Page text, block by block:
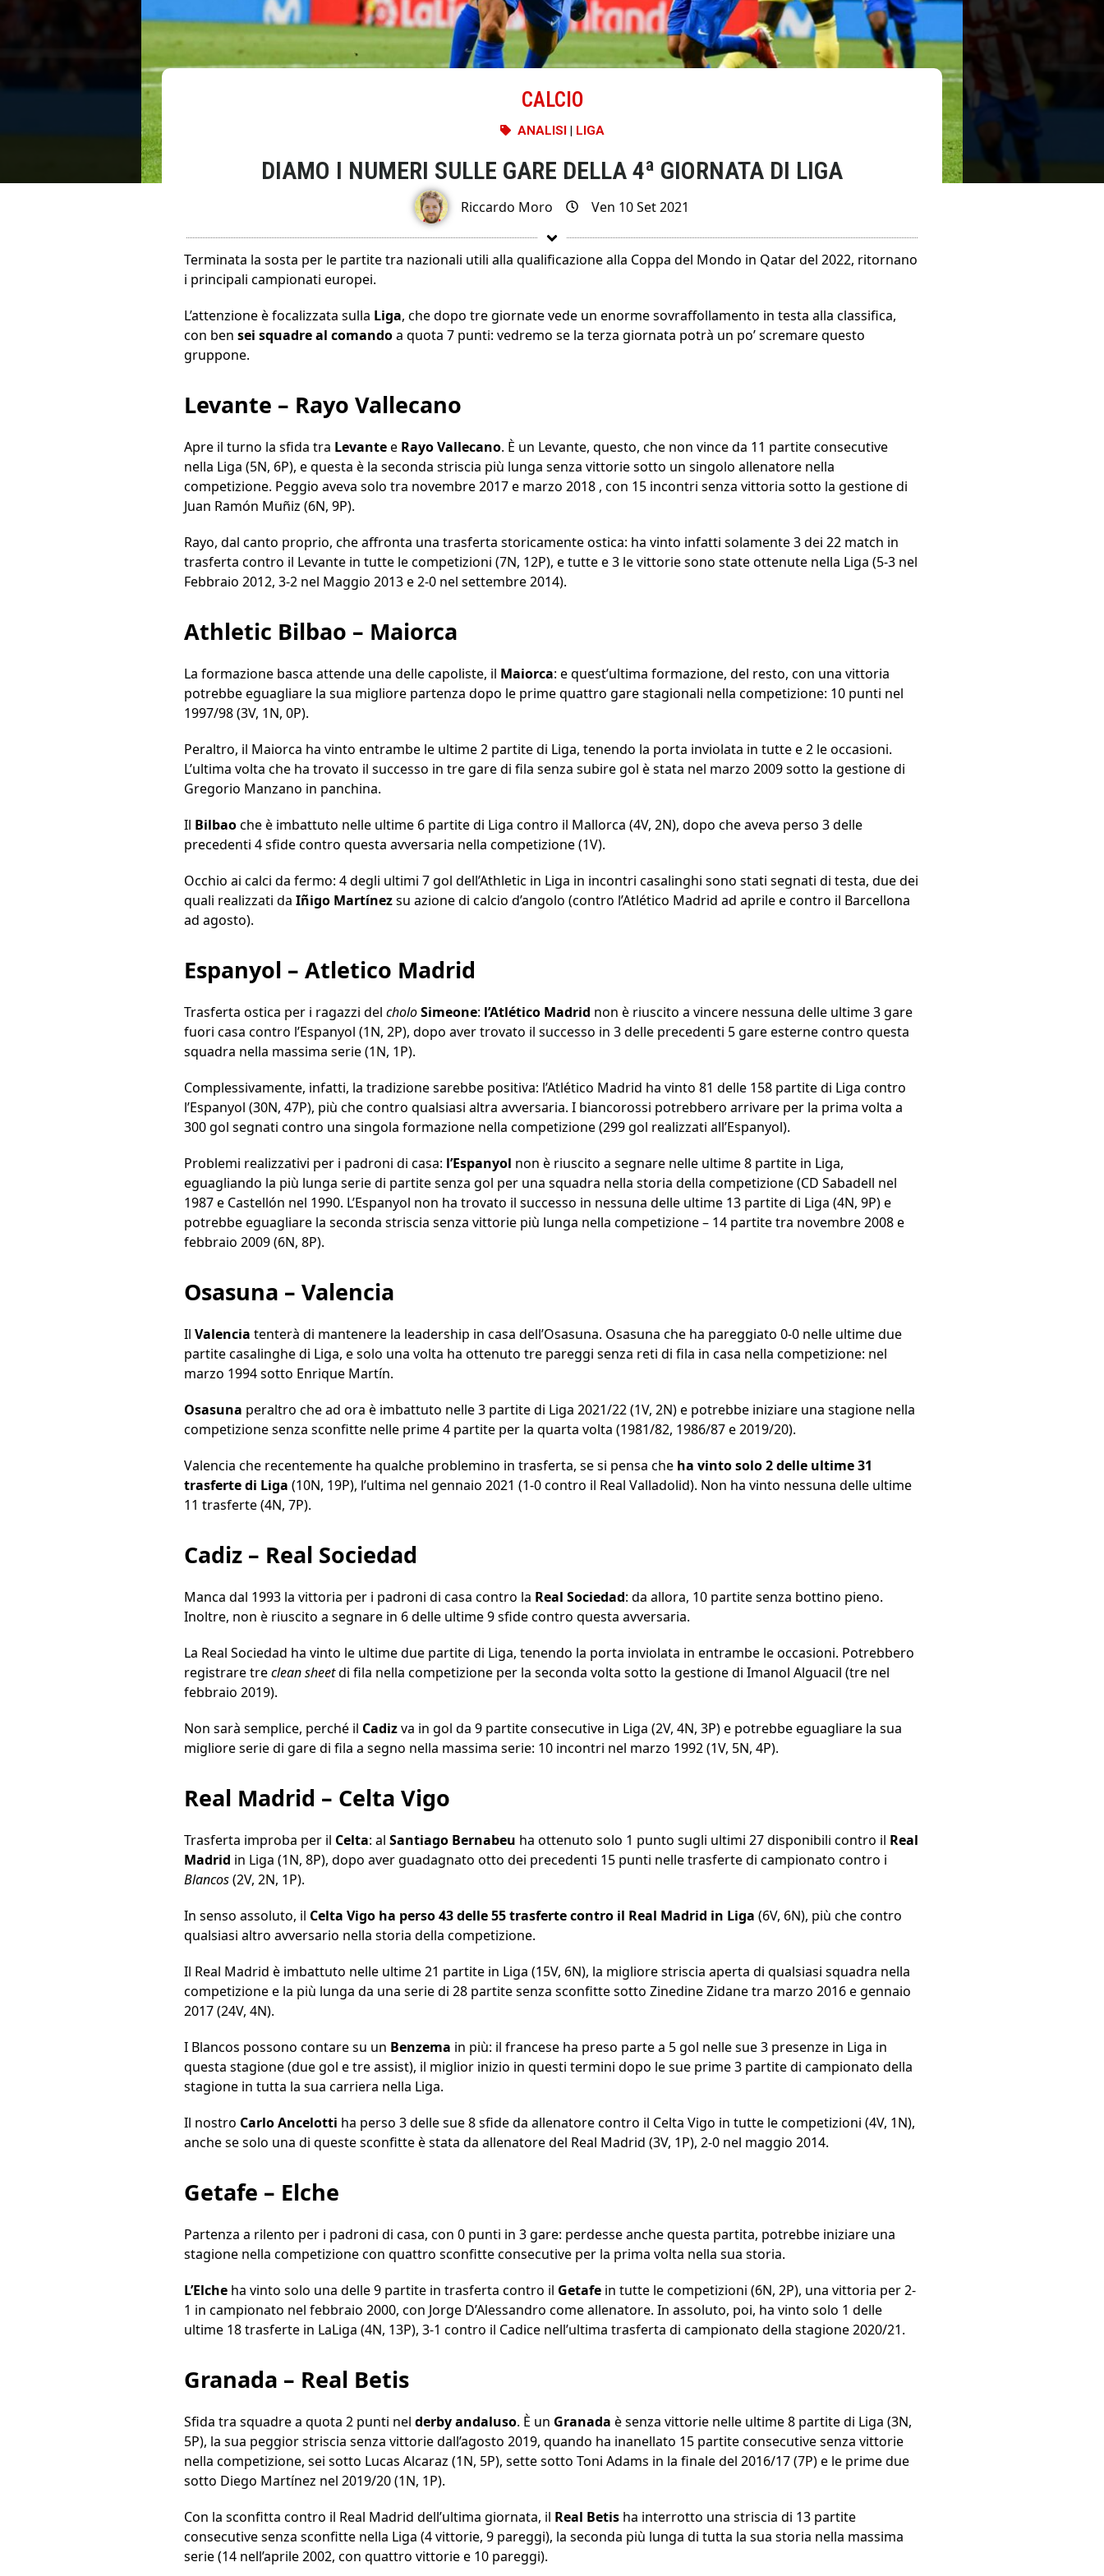
CALCIO
ANALISI| LIGA
DIAMO I NUMERI SULLE GARE DELLA 4ª GIORNATA DI LIGA
Riccardo Moro Ven 10 Set 2021
Terminata la sosta per le partite tra nazionali utili alla qualificazione alla Coppa del Mondo in Qatar del 2022, ritornano
i principali campionati europei.
L’attenzione è focalizzata sulla Liga, che dopo tre giornate vede un enorme sovraffollamento in testa alla classifica,
con ben sei squadre al comandoa quota 7 punti: vedremo se la terza giornata potrà un po’ scremare questo
gruppone.
Levante – Rayo Vallecano
Apre il turno la sfida tra Levantee Rayo Vallecano. È un Levante, questo, che non vince da 11 partite consecutive
nella Liga (5N, 6P), e questa è la seconda striscia più lunga senza vittorie sotto un singolo allenatore nella
competizione. Peggio aveva solo tra novembre 2017 e marzo 2018 , con 15 incontri senza vittoria sotto la gestione di
Juan Ramón Muñiz (6N, 9P).
Rayo, dal canto proprio, che affronta una trasferta storicamente ostica: ha vinto infatti solamente 3 dei 22 match in
trasferta contro il Levante in tutte le competizioni (7N, 12P), e tutte e 3 le vittorie sono state ottenute nella Liga (5-3 nel
Febbraio 2012, 3-2 nel Maggio 2013 e 2-0 nel settembre 2014).
Athletic Bilbao – Maiorca
La formazione basca attende una delle capoliste, il Maiorca: e quest’ultima formazione, del resto, con una vittoria
potrebbe eguagliare la sua migliore partenza dopo le prime quattro gare stagionali nella competizione: 10 punti nel
1997/98 (3V, 1N, 0P).
Peraltro, il Maiorca ha vinto entrambe le ultime 2 partite di Liga, tenendo la porta inviolata in tutte e 2 le occasioni.
L’ultima volta che ha trovato il successo in tre gare di fila senza subire gol è stata nel marzo 2009 sotto la gestione di
Gregorio Manzano in panchina.
Il Bilbaoche è imbattuto nelle ultime 6 partite di Liga contro il Mallorca (4V, 2N), dopo che aveva perso 3 delle
precedenti 4 sfide contro questa avversaria nella competizione (1V).
Occhio ai calci da fermo: 4 degli ultimi 7 gol dell’Athletic in Liga in incontri casalinghi sono stati segnati di testa, due dei
quali realizzati da Iñigo Martínezsu azione di calcio d’angolo (contro l’Atlético Madrid ad aprile e contro il Barcellona
ad agosto).
Espanyol – Atletico Madrid
Trasferta ostica per i ragazzi del choloSimeone: l’Atlético Madrid non è riuscito a vincere nessuna delle ultime 3 gare
fuori casa contro l’Espanyol (1N, 2P), dopo aver trovato il successo in 3 delle precedenti 5 gare esterne contro questa
squadra nella massima serie (1N, 1P).
Complessivamente, infatti, la tradizione sarebbe positiva: l’Atlético Madrid ha vinto 81 delle 158 partite di Liga contro
l’Espanyol (30N, 47P), più che contro qualsiasi altra avversaria. I biancorossi potrebbero arrivare per la prima volta a
300 gol segnati contro una singola formazione nella competizione (299 gol realizzati all’Espanyol).
Problemi realizzativi per i padroni di casa: l’Espanyol non è riuscito a segnare nelle ultime 8 partite in Liga,
eguagliando la più lunga serie di partite senza gol per una squadra nella storia della competizione (CD Sabadell nel
1987 e Castellón nel 1990. L’Espanyol non ha trovato il successo in nessuna delle ultime 13 partite di Liga (4N, 9P) e
potrebbe eguagliare la seconda striscia senza vittorie più lunga nella competizione – 14 partite tra novembre 2008 e
febbraio 2009 (6N, 8P).
Osasuna – Valencia
Il Valencia tenterà di mantenere la leadership in casa dell’Osasuna. Osasuna che ha pareggiato 0-0 nelle ultime due
partite casalinghe di Liga, e solo una volta ha ottenuto tre pareggi senza reti di fila in casa nella competizione: nel
marzo 1994 sotto Enrique Martín.
Osasuna peraltro che ad ora è imbattuto nelle 3 partite di Liga 2021/22 (1V, 2N) e potrebbe iniziare una stagione nella
competizione senza sconfitte nelle prime 4 partite per la quarta volta (1981/82, 1986/87 e 2019/20).
Valencia che recentemente ha qualche problemino in trasferta, se si pensa che ha vinto solo 2 delle ultime 31
trasferte di Liga (10N, 19P), l’ultima nel gennaio 2021 (1-0 contro il Real Valladolid). Non ha vinto nessuna delle ultime
11 trasferte (4N, 7P).
Cadiz – Real Sociedad
Manca dal 1993 la vittoria per i padroni di casa contro la Real Sociedad: da allora, 10 partite senza bottino pieno.
Inoltre, non è riuscito a segnare in 6 delle ultime 9 sfide contro questa avversaria.
La Real Sociedad ha vinto le ultime due partite di Liga, tenendo la porta inviolata in entrambe le occasioni. Potrebbero
registrare trecleansheetdi fila nella competizione per la seconda volta sotto la gestione di Imanol Alguacil (tre nel
febbraio 2019).
Non sarà semplice, perché il Cadizva in gol da 9 partite consecutive in Liga (2V, 4N, 3P) e potrebbe eguagliare la sua
migliore serie di gare di fila a segno nella massima serie: 10 incontri nel marzo 1992 (1V, 5N, 4P).
Real Madrid – Celta Vigo
Trasferta improba per il Celta: al Santiago Bernabeu ha ottenuto solo 1 punto sugli ultimi 27 disponibili contro il Real
Madrid in Liga (1N, 8P), dopo aver guadagnato otto dei precedenti 15 punti nelle trasferte di campionato contro i
Blancos(2V, 2N, 1P).
In senso assoluto, il Celta Vigo ha perso 43 delle 55 trasferte contro il Real Madrid in Liga (6V, 6N), più che contro
qualsiasi altro avversario nella storia della competizione.
Il Real Madrid è imbattuto nelle ultime 21 partite in Liga (15V, 6N), la migliore striscia aperta di qualsiasi squadra nella
competizione e la più lunga da una serie di 28 partite senza sconfitte sotto Zinedine Zidane tra marzo 2016 e gennaio
2017 (24V, 4N).
I Blancos possono contare su un Benzema in più: il francese ha preso parte a 5 gol nelle sue 3 presenze in Liga in
questa stagione (due gol e tre assist), il miglior inizio in questi termini dopo le sue prime 3 partite di campionato della
stagione in tutta la sua carriera nella Liga.
Il nostro Carlo Ancelotti ha perso 3 delle sue 8 sfide da allenatore contro il Celta Vigo in tutte le competizioni (4V, 1N),
anche se solo una di queste sconfitte è stata da allenatore del Real Madrid (3V, 1P), 2-0 nel maggio 2014.
Getafe – Elche
Partenza a rilento per i padroni di casa, con 0 punti in 3 gare: perdesse anche questa partita, potrebbe iniziare una
stagione nella competizione con quattro sconfitte consecutive per la prima volta nella sua storia.
L’Elche ha vinto solo una delle 9 partite in trasferta contro il Getafe in tutte le competizioni (6N, 2P), una vittoria per 2-
1 in campionato nel febbraio 2000, con Jorge D’Alessandro come allenatore. In assoluto, poi, ha vinto solo 1 delle
ultime 18 trasferte in LaLiga (4N, 13P), 3-1 contro il Cadice nell’ultima trasferta di campionato della stagione 2020/21.
Granada – Real Betis
Sfida tra squadre a quota 2 punti nel derby andaluso. È un Granada è senza vittorie nelle ultime 8 partite di Liga (3N,
5P), la sua peggior striscia senza vittorie dall’agosto 2019, quando ha inanellato 15 partite consecutive senza vittorie
nella competizione, sei sotto Lucas Alcaraz (1N, 5P), sette sotto Toni Adams in la finale del 2016/17 (7P) e le prime due
sotto Diego Martínez nel 2019/20 (1N, 1P).
Con la sconfitta contro il Real Madrid dell’ultima giornata, il Real Betis ha interrotto una striscia di 13 partite
consecutive senza sconfitte nella Liga (4 vittorie, 9 pareggi), la seconda più lunga di tutta la sua storia nella massima
serie (14 nell’aprile 2002, con quattro vittorie e 10 pareggi).